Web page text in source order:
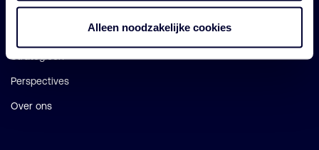
Alleen noodzakelijke cookies
Duurzaam
Perspectives
Over ons